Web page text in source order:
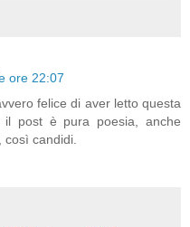
ore 22:07
felice di aver letto questa
il post è pura poesia, anche
così candidi.